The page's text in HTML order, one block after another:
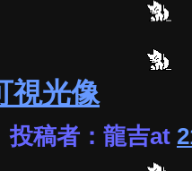
視光像
投稿者：龍吉at